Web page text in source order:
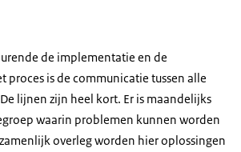
de implementatie en de
proces is de communicatie tussen alle
lijnen zijn heel kort. Er is maandelijks
waarin problemen kunnen worden
overleg worden hier oplossingen